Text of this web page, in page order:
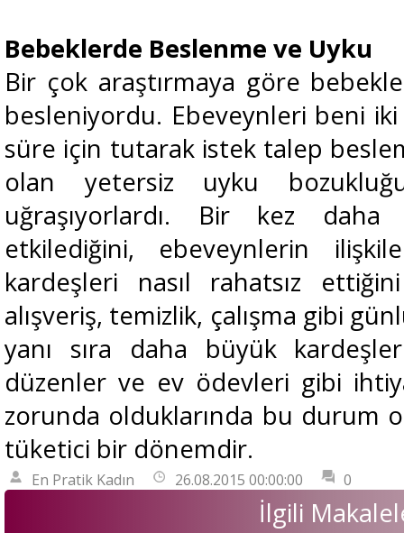
Bebeklerde Beslenme ve Uyku
Bir çok araştırmaya göre
besleniyordu. Ebeveynleri beni
süre için tutarak istek talep
olan yetersiz uyku
uğraşıyorlardı. Bir kez
etkilediğini, ebeveynlerin
kardeşleri nasıl rahatsız
alışveriş, temizlik, çalışma gibi
yanı sıra daha büyük
düzenler ve ev ödevleri gibi
zorunda olduklarında bu durum
tüketici bir dönemdir.
En Pratik Kadın 26.08.2015 00:00:00 0
İlgili